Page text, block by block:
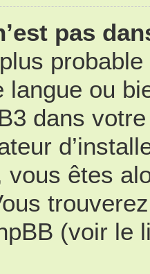
pas
probable
langue ou
dans
vous êtes
(voir le